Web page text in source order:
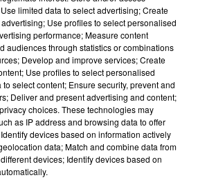
l'un des zoos de nos
!
Vacances - Gagnez
séjour en famille au cœur
la...
Vacances : inscrivez-
limited data to select advertising; Create
Use profiles to select personalised
performance; Measure content
audiences through statistics or combinations
Develop and improve services; Create
Use profiles to select personalised
select content; Ensure security, prevent and
Deliver and present advertising and content;
choices. These technologies may
as IP address and browsing data to offer
devices based on information actively
data; Match and combine data from
devices; Identify devices based on